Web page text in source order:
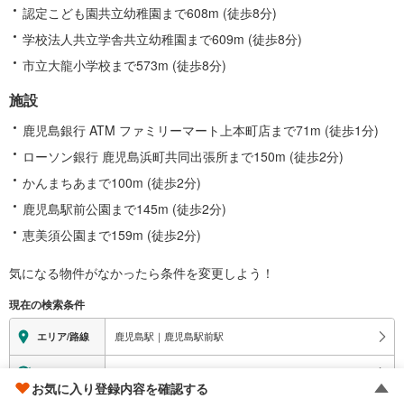
認定こども園共立幼稚園まで608m (徒歩8分)
学校法人共立学舎共立幼稚園まで609m (徒歩8分)
市立大龍小学校まで573m (徒歩8分)
施設
鹿児島銀行 ATM ファミリーマート上本町店まで71m (徒歩1分)
ローソン銀行 鹿児島浜町共同出張所まで150m (徒歩2分)
かんまちあまで100m (徒歩2分)
鹿児島駅前公園まで145m (徒歩2分)
恵美須公園まで159m (徒歩2分)
気になる物件がなかったら条件を変更しよう！
現在の検索条件
エリア/路線 鹿児島駅｜鹿児島駅前駅
以上
お気に入り登録内容を確認する